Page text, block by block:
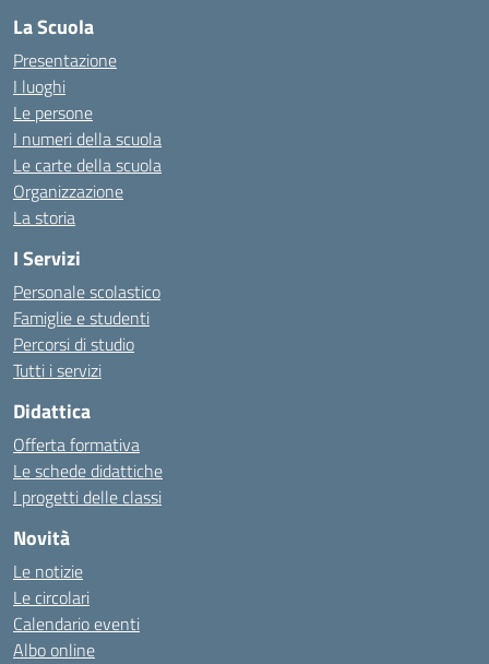
La Scuola
Presentazione
I luoghi
Le persone
I numeri della scuola
Le carte della scuola
Organizzazione
La storia
I Servizi
Personale scolastico
Famiglie e studenti
Percorsi di studio
Tutti i servizi
Didattica
Offerta formativa
Le schede didattiche
I progetti delle classi
Novità
Le notizie
Le circolari
Calendario eventi
Albo online